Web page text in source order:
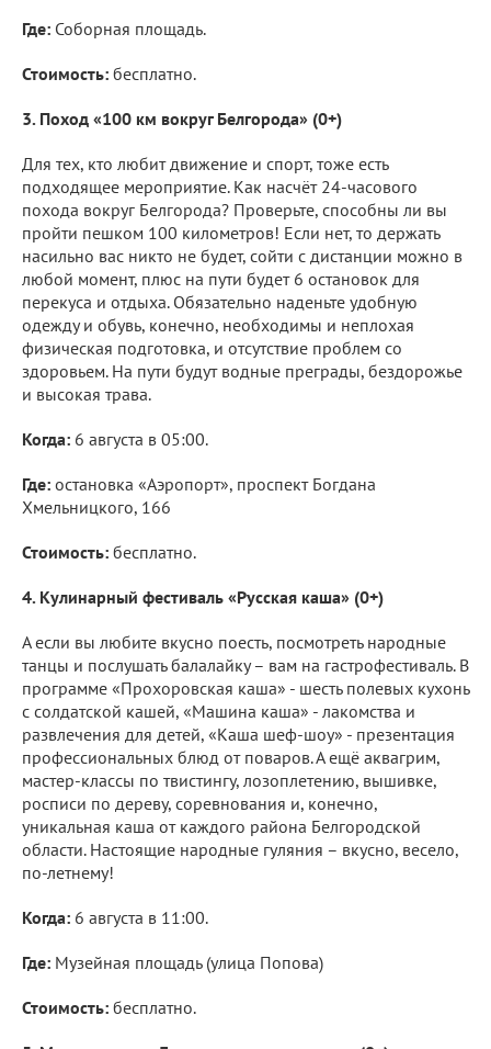
Где: Соборная площадь.
Стоимость: бесплатно.
3. Поход «100 км вокруг Белгорода» (0+)
Для тех, кто любит движение и спорт, тоже есть
подходящее мероприятие. Как насчёт 24-часового
похода вокруг Белгорода? Проверьте, способны ли вы
пройти пешком 100 километров! Если нет, то держать
насильно вас никто не будет, сойти с дистанции можно в
любой момент, плюс на пути будет 6 остановок для
перекуса и отдыха. Обязательно наденьте удобную
одежду и обувь, конечно, необходимы и неплохая
физическая подготовка, и отсутствие проблем со
здоровьем. На пути будут водные преграды, бездорожье
и высокая трава.
Когда: 6 августа в 05:00.
Где: остановка «Аэропорт», проспект Богдана
Хмельницкого, 166
Стоимость: бесплатно.
4. Кулинарный фестиваль «Русская каша» (0+)
А если вы любите вкусно поесть, посмотреть народные
танцы и послушать балалайку – вам на гастрофестиваль. В
программе «Прохоровская каша» - шесть полевых кухонь
с солдатской кашей, «Машина каша» - лакомства и
развлечения для детей, «Каша шеф-шоу» - презентация
профессиональных блюд от поваров. А ещё аквагрим,
мастер-классы по твистингу, лозоплетению, вышивке,
росписи по дереву, соревнования и, конечно,
уникальная каша от каждого района Белгородской
области. Настоящие народные гуляния – вкусно, весело,
по-летнему!
Когда: 6 августа в 11:00.
Где: Музейная площадь (улица Попова)
Стоимость: бесплатно.